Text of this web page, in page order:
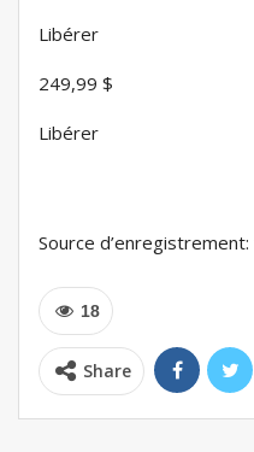
Libérer
249,99 $
Libérer
Source d’enregistrement:
18
Share